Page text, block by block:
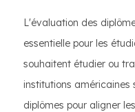
L'évaluation des
essentielle pour les
souhaitent étudier ou
institutions américaines
diplômes pour aligner